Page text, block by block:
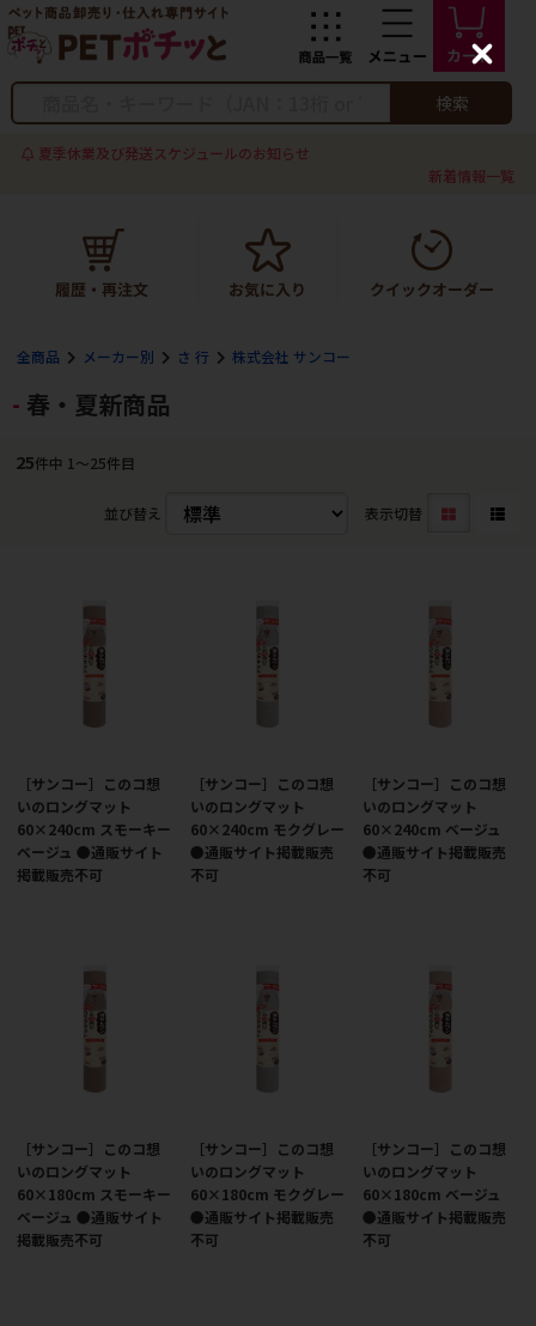
検索
夏季休業及び発送スケジュールのお知らせ
新着情報一覧
全商品 メーカー別 さ 行 株式会社 サンコー
春・夏新商品
25件中 1〜25件目
並び替え 表示切替
［サンコー］このコ想
いのロングマット
60×240cm スモーキー
ベージュ ●通販サイト
掲載販売不可
［サンコー］このコ想
いのロングマット
60×240cm モクグレー
●通販サイト掲載販売
不可
［サンコー］このコ想
いのロングマット
60×240cm ベージュ
●通販サイト掲載販売
不可
［サンコー］このコ想
いのロングマット
60×180cm スモーキー
ベージュ ●通販サイト
掲載販売不可
［サンコー］このコ想
いのロングマット
60×180cm モクグレー
●通販サイト掲載販売
不可
［サンコー］このコ想
いのロングマット
60×180cm ベージュ
●通販サイト掲載販売
不可
C
l
s